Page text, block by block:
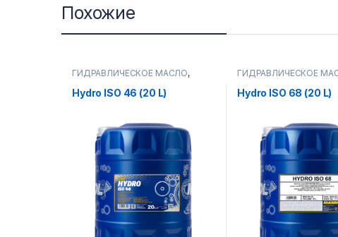
Похожие
ГИДРАВЛИЧЕСКОЕ МАСЛО,
Hydro ISO 46 (20 L)
ГИДРАВЛИЧЕСКОЕ
Hydro ISO 68 (20 L)